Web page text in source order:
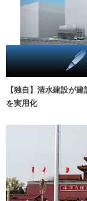
【独自】清水建設が
を実用化